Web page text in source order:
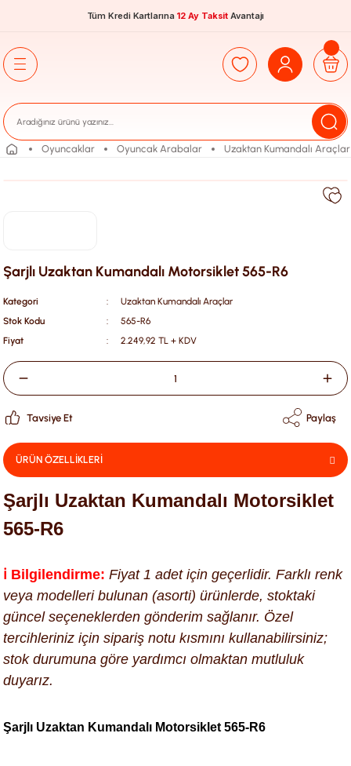
Tüm Kredi Kartlarına 12 Ay Taksit Avantajı
Oyuncaklar Oyuncak Arabalar Uzaktan Kumandalı Araçlar
Şarjlı Uzaktan Kumandalı Motorsiklet 565-R6
Kategori
Uzaktan Kumandalı Araçlar
Stok Kodu
565-R6
Fiyat
2.249,92 TL + KDV
Tavsiye Et Paylaş
ÜRÜN ÖZELLİKLERİ
Şarjlı Uzaktan Kumandalı Motorsiklet
565-R6
ℹ️ Bilgilendirme: Fiyat 1 adet için geçerlidir. Farklı renk
veya modelleri bulunan (asorti) ürünlerde, stoktaki
güncel seçeneklerden gönderim sağlanır. Özel
tercihleriniz için sipariş notu kısmını kullanabilirsiniz;
stok durumuna göre yardımcı olmaktan mutluluk
duyarız.
Şarjlı Uzaktan Kumandalı Motorsiklet 565-R6